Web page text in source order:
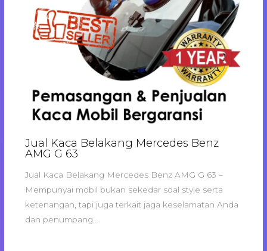
Jual Kaca Belakang Mercedes Benz
AMG G 63
Jual Kaca Belakang Mercedes Benz AMG G 63 –
Mempunyai mobil bukan sekedar soal style serta
ketenangan, tapi juga terkait jaga keselamatan Anda
dan penumpang…